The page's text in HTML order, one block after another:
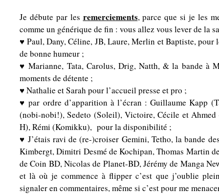
Je débute par les remerciements, parce que si je les
comme un générique de fin : vous allez vous lever de la
♥ Paul, Dany, Céline, JB, Laure, Merlin et Baptiste,
de bonne humeur ;
♥ Marianne, Tata, Carolus, Drig, Natth, & la bande à
moments de détente ;
♥ Nathalie et Sarah pour l’accueil presse et pro ;
♥ par ordre d’apparition à l’écran : Guillaume Kapp
(nobi-nobi!), Sedeto (Soleil), Victoire, Cécile et
H), Rémi (Komikku), pour la disponibilité ;
♥ J’étais ravi de (re-)croiser Gemini, Tetho, la bande
Kimbergt, Dimitri Desmé de Kochipan, Thomas Martin
de Coin BD, Nicolas de Planet-BD, Jérémy de Manga
et là où je commence à flipper c’est que j’oublie
signaler en commentaires, même si c’est pour me